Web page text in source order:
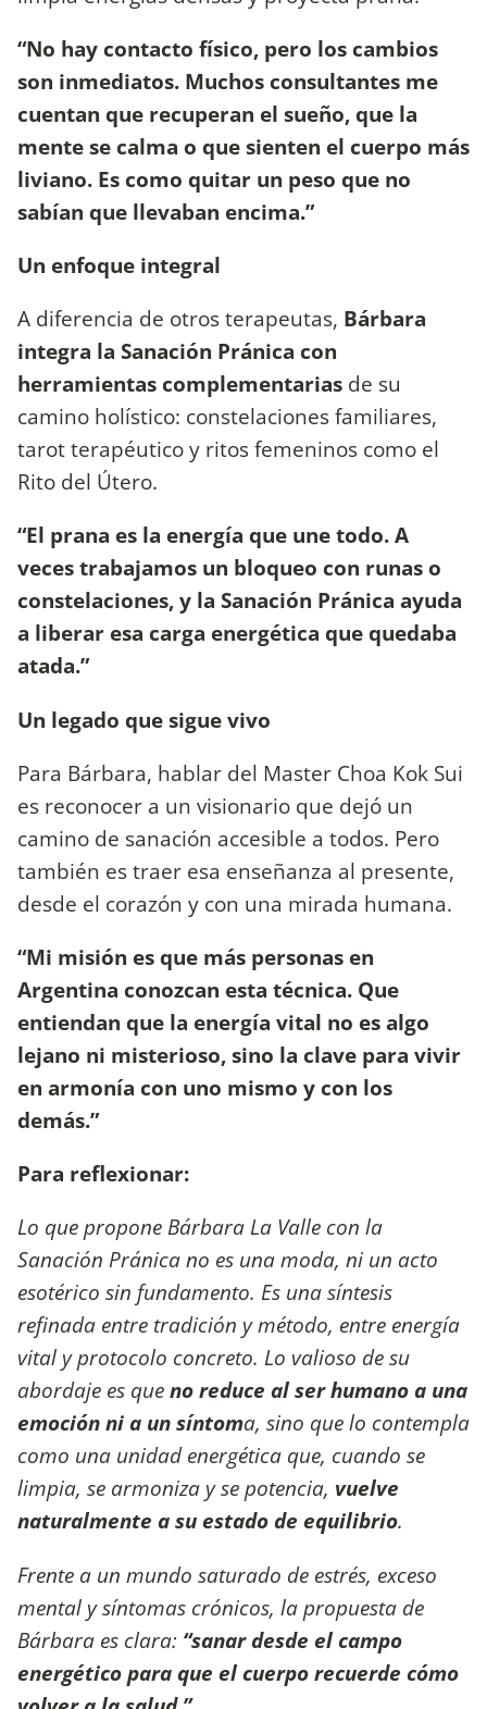
“No hay contacto físico, pero los cambios
son inmediatos. Muchos consultantes me
cuentan que recuperan el sueño, que la
mente se calma o que sienten el cuerpo más
liviano. Es como quitar un peso que no
sabían que llevaban encima.”
Un enfoque integral
A diferencia de otros terapeutas, Bárbara
integra la Sanación Pránica con
herramientas complementarias de su
camino holístico: constelaciones familiares,
tarot terapéutico y ritos femeninos como el
Rito del Útero.
“El prana es la energía que une todo. A
veces trabajamos un bloqueo con runas o
constelaciones, y la Sanación Pránica ayuda
a liberar esa carga energética que quedaba
atada.”
Un legado que sigue vivo
Para Bárbara, hablar del Master Choa Kok Sui
es reconocer a un visionario que dejó un
camino de sanación accesible a todos. Pero
también es traer esa enseñanza al presente,
desde el corazón y con una mirada humana.
“Mi misión es que más personas en
Argentina conozcan esta técnica. Que
entiendan que la energía vital no es algo
lejano ni misterioso, sino la clave para vivir
en armonía con uno mismo y con los
demás.”
Para reflexionar:
Lo que propone Bárbara La Valle con la
Sanación Pránica no es una moda, ni un acto
esotérico sin fundamento. Es una síntesis
refinada entre tradición y método, entre energía
vital y protocolo concreto. Lo valioso de su
abordaje es queno reduce al ser humano a una
emoción ni a un síntoma, sino que lo contempla
como una unidad energética que, cuando se
limpia, se armoniza y se potencia, vuelve
naturalmente a su estado de equilibrio.
Frente a un mundo saturado de estrés, exceso
mental y síntomas crónicos, la propuesta de
Bárbara es clara: “sanar desde el campo
energético para que el cuerpo recuerde cómo